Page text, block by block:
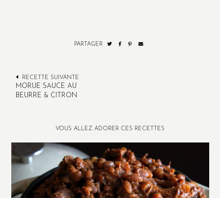
PARTAGER
RECETTE SUIVANTE
MORUE SAUCE AU
BEURRE & CITRON
VOUS ALLEZ ADORER CES RECETTES